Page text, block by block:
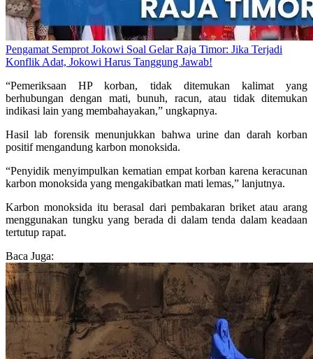
Pengamat Semprot Jokowi Soal Gelar Raja Timor: Jika Terjadi
Konflik Adat, Jokowi Harus Tanggung Jawab!
“Pemeriksaan HP korban, tidak ditemukan kalimat yang
berhubungan dengan mati, bunuh, racun, atau tidak ditemukan
indikasi lain yang membahayakan,” ungkapnya.
Hasil lab forensik menunjukkan bahwa urine dan darah korban
positif mengandung karbon monoksida.
“Penyidik menyimpulkan kematian empat korban karena keracunan
karbon monoksida yang mengakibatkan mati lemas,” lanjutnya.
Karbon monoksida itu berasal dari pembakaran briket atau arang
menggunakan tungku yang berada di dalam tenda dalam keadaan
tertutup rapat.
Baca Juga: